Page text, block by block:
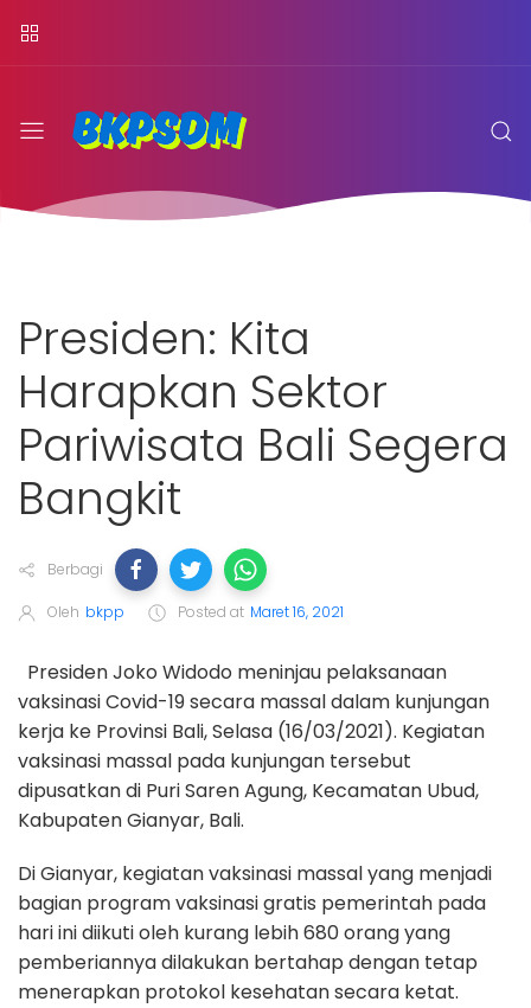
Presiden: Kita
Harapkan Sektor
Pariwisata Bali Segera
Bangkit
Berbagi
Oleh bkpp Posted at Maret 16, 2021
Presiden Joko Widodo meninjau pelaksanaan
vaksinasi Covid-19 secara massal dalam kunjungan
kerja ke Provinsi Bali, Selasa (16/03/2021). Kegiatan
vaksinasi massal pada kunjungan tersebut
dipusatkan di Puri Saren Agung, Kecamatan Ubud,
Kabupaten Gianyar, Bali.
Di Gianyar, kegiatan vaksinasi massal yang menjadi
bagian program vaksinasi gratis pemerintah pada
hari ini diikuti oleh kurang lebih 680 orang yang
pemberiannya dilakukan bertahap dengan tetap
menerapkan protokol kesehatan secara ketat.